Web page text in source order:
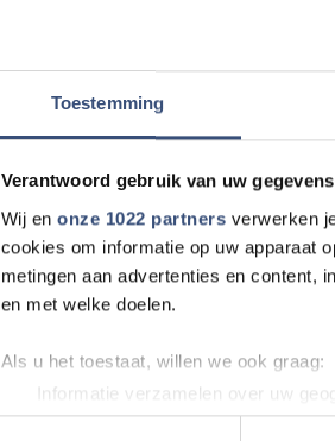
Toestemming
Verantwoord gebruik van uw gegevens
Wij en onze 1022 partners verwerken
cookies om informatie op uw apparaat
metingen aan advertenties en content,
en met welke doelen.
Als u het toestaat, willen we ook graag:
Informatie verzamelen over uw
Uw apparaat identificeren door het
Melissant een langlaufloipe
De kosten voor een ronde
stokken bedragen € 20,-
restaurant staat
Meer informatie op
Politie zoekt daders